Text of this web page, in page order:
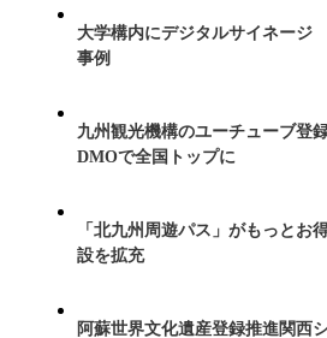
大学構内にデジタルサイネージ
事例
九州観光機構のユーチューブ登
DMOで全国トップに
「北九州周遊パス」がもっとお
設を拡充
阿蘇世界文化遺産登録推進関